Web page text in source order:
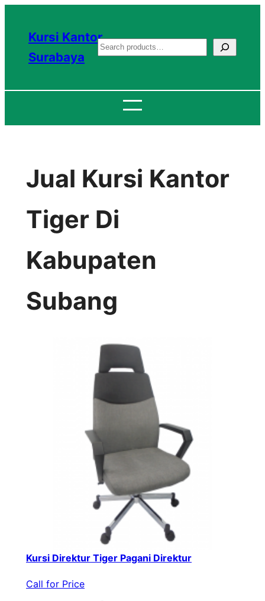
konten
Kursi Kantor
Surabaya
S
a
c
Jual Kursi Kantor
Tiger Di
Kabupaten
Subang
Kursi Direktur Tiger Pagani Direktur
Call for Price